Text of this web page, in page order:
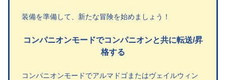
装備を準備して、新たな冒険を始めましょう！
コンパニオンモードでコンパニオンと共に転送/昇
格する
コンパニオンモードでアルマドゴまたはヴェイルウィン